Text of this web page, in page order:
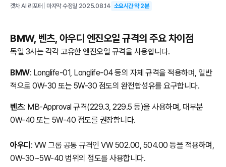
겟차 AI 리포터 마지막 수정일 2025.08.14 소요시간 약2분
BMW, 벤츠, 아우디 엔진오일 규격의 주요 차이점
독일 3사는 각각 고유한 엔진오일 규격을 사용합니다.
BMW: Longlife-01, Longlife-04 등의 자체 규격을 적용하며, 일반
적으로 0W-30 또는 5W-30 점도의 완전합성유를 요구합니다.
벤츠: MB-Approval 규격(229.3, 229.5 등)을 사용하며, 대부분
0W-40 또는 5W-40 점도를 권장합니다.
아우디 : VW 그룹 공통 규격인 VW 502.00, 504.00 등을 적용하며,
0W-30~5W-40 범위의 점도를 사용합니다.